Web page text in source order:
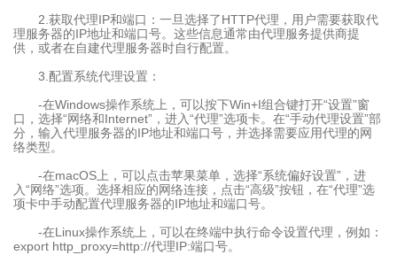
2.获取代理IP和端口：一旦选择了HTTP代理，用户需要获取代
理服务器的IP地址和端口号。这些信息通常由代理服务提供商提
供，或者在自建代理服务器时自行配置。
3.配置系统代理设置：
-在Windows操作系统上，可以按下Win+I组合键打开“设置”窗
口，选择“网络和Internet”，进入“代理”选项卡。在“手动代理设置”部
分，输入代理服务器的IP地址和端口号，并选择需要应用代理的网
络类型。
-在macOS上，可以点击苹果菜单，选择“系统偏好设置”，进
入“网络”选项。选择相应的网络连接，点击“高级”按钮，在“代理”选
项卡中手动配置代理服务器的IP地址和端口号。
-在Linux操作系统上，可以在终端中执行命令设置代理，例如：
export http_proxy=http://代理IP:端口号。